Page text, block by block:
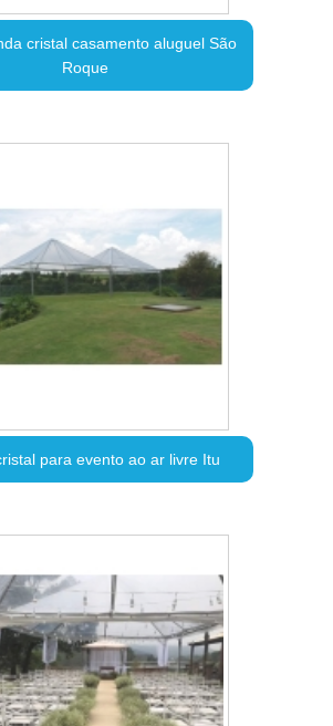
cristal casamento aluguel São
Roque
para evento ao ar livre Itu